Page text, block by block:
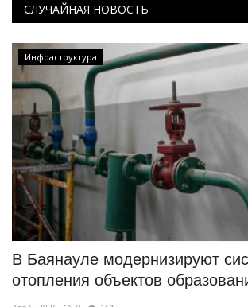
СЛУЧАЙНАЯ НОВОСТЬ
Инфраструктура
В Баянауле модернизируют
отопления объектов